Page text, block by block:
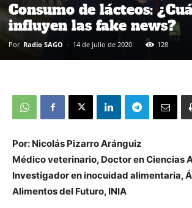
Consumo de lácteos:
influyen las fake news?
Por Radio SAGO - 14 de julio de 2020 128
Por: Nicolás Pizarro Aránguiz
Médico veterinario, Doctor en Ciencias
Investigador en inocuidad alimentaria,
Alimentos del Futuro, INIA